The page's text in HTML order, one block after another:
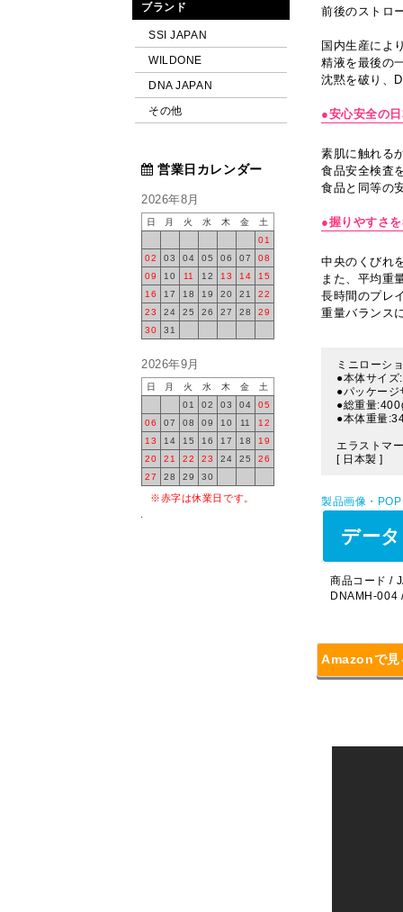
ブランド
SSI JAPAN
WILDONE
DNA JAPAN
その他
営業日カレンダー
2026年8月
日 月 火 水 木 金
土
01
02
03 04 05 06 07
08
09
10 11 12 13 14
15
16
17 18 19 20 21
22
23
24 25 26 27 28
29
30
31
2026年9月
日 月 火 水 木 金
土
01
02 03 04
05
06
07 08 09 10 11
12
13
14 15 16 17 18
19
20
21 22 23 24 25
26
27
28 29 30
※赤字は休業日です。
前後のストロ
国内生産によ
精液を最後の
沈黙を破り、
●安心安全の
素肌に触れる
食品安全検査
食品と同等の
●握りやすさ
中央のくびれ
また、平均重
長時間のプレ
重量バランス
ミニローシ
●本体サイ
●パッケー
●総重量
●本体重量
エラストマ
[ 日本製 ]
製品画像・
デー
商品コード /
DNAMH-004
Amazonで見